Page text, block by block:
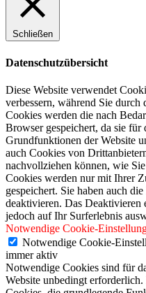
Schließen
Datenschutzübersicht
Diese Website verwendet
verbessern, während Sie durch
Cookies werden die nach
Browser gespeichert, da sie für
Grundfunktionen der Website
auch Cookies von
nachvollziehen können, wie
Cookies werden nur mit Ihrer
gespeichert. Sie haben auch
deaktivieren. Das Deaktivieren
jedoch auf Ihr Surferlebnis
Notwendige Cookie-
Notwendige Cookie-
immer aktiv
Notwendige Cookies sind für
Website unbedingt